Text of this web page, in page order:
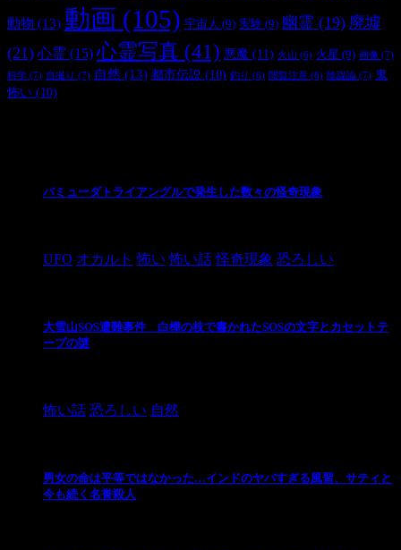
動物 (13) 動画 (105) 宇宙人 (9) 実験 (9) 幽霊 (19) 廃墟
(21) 心霊 (15) 心霊写真 (41) 悪魔 (11) 火山 (6) 火星 (9) 画像 (7)
科学 (7) 自撮り (7) 自然 (13) 都市伝説 (10) 釣り (6) 閲覧注意 (6) 陰謀論 (7) 鬼
怖い (10)
バミューダトライアングルで発生した数々の怪奇現象
UFO オカルト 怖い 怖い話 怪奇現象 恐ろしい
大雪山SOS遭難事件 白樺の枝で書かれたSOSの文字とカセットテ
ープの謎
怖い話 恐ろしい 自然
男女の命は平等ではなかった…インドのヤバすぎる風習、サティと
今も続く名誉殺人